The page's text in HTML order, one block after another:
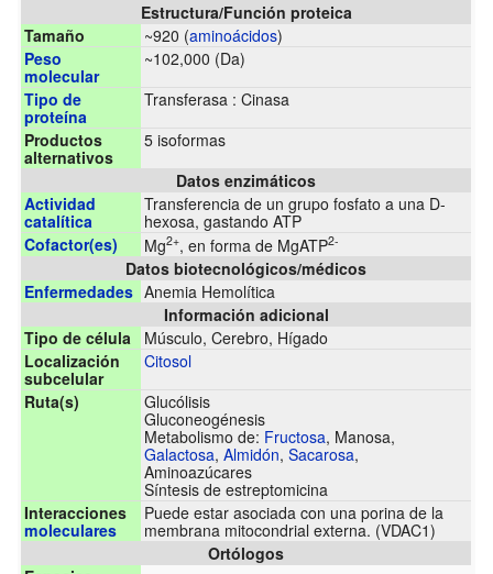
Estructura/Función proteica
Tamaño
~920 (aminoácidos)
Peso
molecular
~102,000 (Da)
Tipo de
proteína
Transferasa : Cinasa
Productos
alternativos
5 isoformas
Datos enzimáticos
Actividad
catalítica
Transferencia de un grupo fosfato a una D-
hexosa, gastando ATP
Cofactor(es)
Mg2+, en forma de MgATP2-
Datos biotecnológicos/médicos
Enfermedades Anemia Hemolítica
Información adicional
Tipo de célula
Músculo, Cerebro, Hígado
Localización
subcelular
Citosol
Ruta(s)
Glucólisis
Gluconeogénesis
Metabolismo de: Fructosa, Manosa,
Galactosa,Almidón,Sacarosa,
Aminoazúcares
Síntesis de estreptomicina
Interacciones
moleculares
Puede estar asociada con una porina de la
membrana mitocondrial externa. (VDAC1)
Ortólogos